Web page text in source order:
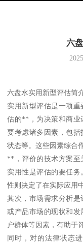
六
六盘水实用新型评估简
实用新型评估是一项
估的**，为决策和商业
要考虑诸多因素，包
状态等。这些因素综合
**，评价的技术方案至
实用性是评估的要任
性则决定了在实际应用
其次，市场需求分析
或产品市场的现状和
户群体等因素，有助于
同时，对的法律状态